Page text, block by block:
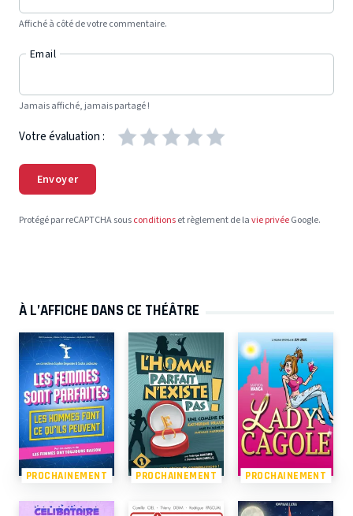
Affiché à côté de votre commentaire.
Email
Jamais affiché, jamais partagé !
Votre évaluation :
Envoyer
Protégé par reCAPTCHA sousconditionset règlement de lavie privéeGoogle.
À L’AFFICHE DANS CE THÉÂTRE
PROCHAINEMENT PROCHAINEMENT PROCHAINEMENT